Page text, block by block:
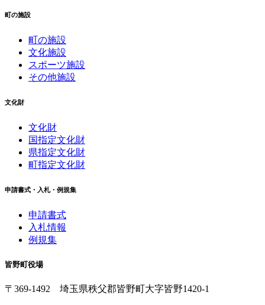
町の施設
町の施設
文化施設
スポーツ施設
その他施設
文化財
文化財
国指定文化財
県指定文化財
町指定文化財
申請書式・入札・例規集
申請書式
入札情報
例規集
皆野町役場
〒369-1492 埼玉県秩父郡皆野町 大字皆野1420-1